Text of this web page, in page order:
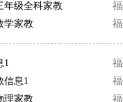
年级全科家教
学家教
1
信息1
理家教